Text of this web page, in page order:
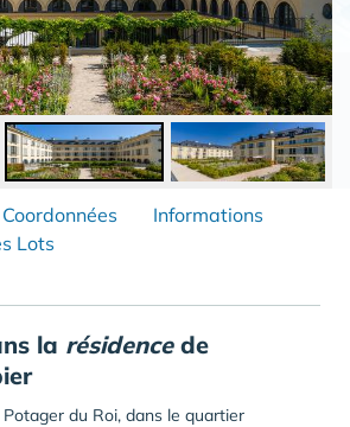
Coordonnées
Informations
Lots
la résidence de
du Roi, dans le quartier